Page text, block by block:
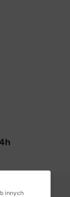
innych